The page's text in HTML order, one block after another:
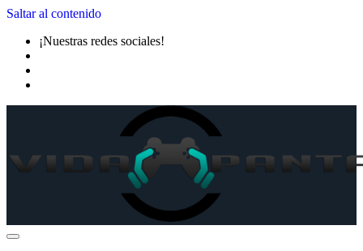
Saltar al contenido
¡Nuestras redes sociales!